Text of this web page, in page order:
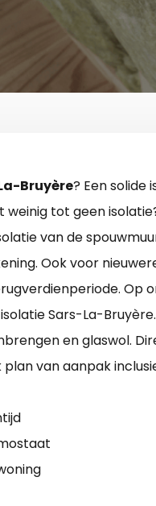
Bruyère? Een solide
weinig tot geen
van de
Ook voor
Op
Sars-La-
en glaswol.
van aanpak